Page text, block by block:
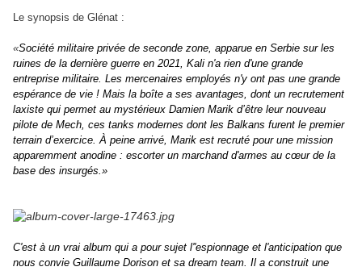
Le synopsis de Glénat :
«Société militaire privée de seconde zone, apparue en Serbie sur les
ruines de la dernière guerre en 2021, Kali n'a rien d'une grande
entreprise militaire. Les mercenaires employés n'y ont pas une grande
espérance de vie ! Mais la boîte a ses avantages, dont un recrutement
laxiste qui permet au mystérieux Damien Marik d’être leur nouveau
pilote de Mech, ces tanks modernes dont les Balkans furent le premier
terrain d’exercice. À peine arrivé, Marik est recruté pour une mission
apparemment anodine : escorter un marchand d'armes au cœur de la
base des insurgés.»
C'est à un vrai album qui a pour sujet l''espionnage et l'anticipation que
nous convie Guillaume Dorison et sa dream team. Il a construit une